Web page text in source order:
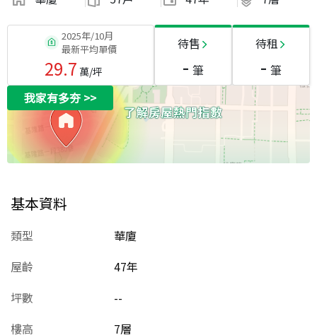
2025年/10月
最新平均單價
29.7 萬/坪
待售
- 筆
待租
- 筆
我家有多夯>>
基本資料
類型
華廈
屋齡
47年
坪數
--
樓高
7層